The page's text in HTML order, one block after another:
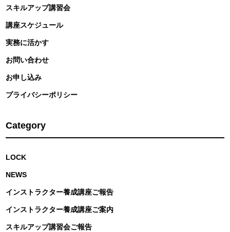
スキルアップ講習会
講座スケジュール
実務に活かす
お問い合わせ
お申し込み
プライバシーポリシー
Category
LOCK
NEWS
インストラクター養成講座ご報告
インストラクター養成講座ご案内
スキルアップ講習会ご報告